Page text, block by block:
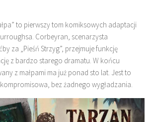
to pierwszy tom komiksowych adaptacji
Corbeyran, scenarzysta
za „Pieśń Strzyg”, przejmuje funkcję
z bardzo starego dramatu. W końcu
z małpami ma już ponad sto lat. Jest to
bez żadnego wygładzania.